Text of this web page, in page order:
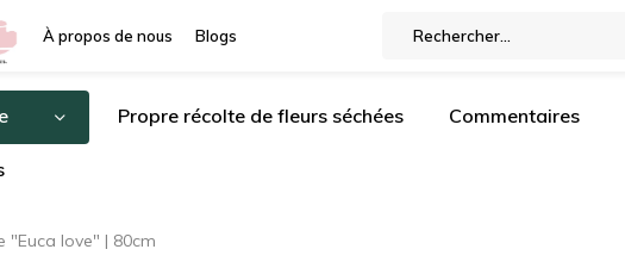
À propos de nous Blogs
Propre récolte de fleurs séchées Commentaires
"Euca love" | 80cm